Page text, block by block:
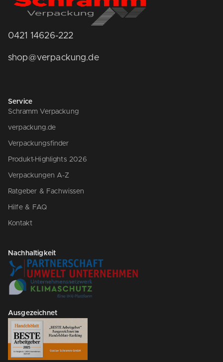
0421 14626-222
shop@verpackung.de
Service
Schramm Verpackung
verpackung.de
Verpackungsfinder
Produkt-Highlights 2026
Verpackungen A-Z
Ratgeber & Fachwissen
Hilfe & FAQ
Kontakt
Nachhaltigkeit
Ausgezeichnet